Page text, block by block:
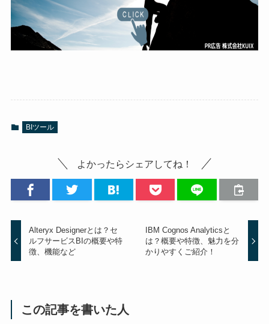
BIツール
よかったらシェアしてね！
Alteryx Designerとは？セ
ルフサービスBIの概要や特
徴、機能など
IBM Cognos Analyticsと
は？概要や特徴、魅力を分
かりやすくご紹介！
この記事を書いた人